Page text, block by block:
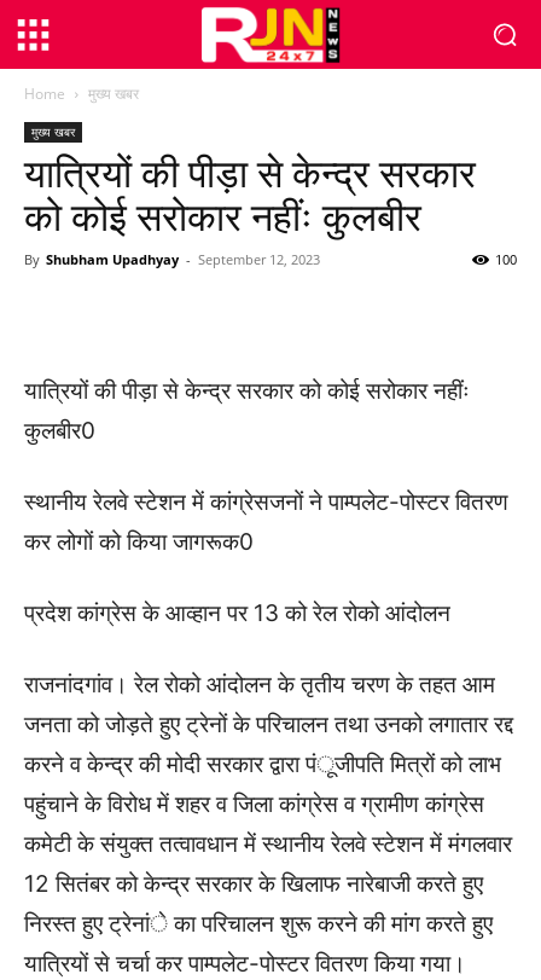
Home मुख्य खबर
मुख्य खबर
यात्रियों की पीड़ा से केन्द्र सरकार
को कोई सरोकार नहींः कुलबीर
By Shubham Upadhyay - September 12, 2023 100
यात्रियों की पीड़ा से केन्द्र सरकार को कोई सरोकार नहींः
कुलबीर0
स्थानीय रेलवे स्टेशन में कांग्रेसजनों ने पाम्पलेट-पोस्टर वितरण
कर लोगों को किया जागरूक0
प्रदेश कांग्रेस के आव्हान पर 13 को रेल रोको आंदोलन
राजनांदगांव। रेल रोको आंदोलन के तृतीय चरण के तहत आम
जनता को जोड़ते हुए ट्रेनों के परिचालन तथा उनको लगातार रद्द
करने व केन्द्र की मोदी सरकार द्वारा पंूजीपति मित्रों को लाभ
पहुंचाने के विरोध में शहर व जिला कांग्रेस व ग्रामीण कांग्रेस
कमेटी के संयुक्त तत्वावधान में स्थानीय रेलवे स्टेशन में मंगलवार
12 सितंबर को केन्द्र सरकार के खिलाफ नारेबाजी करते हुए
निरस्त हुए ट्रेनांे का परिचालन शुरू करने की मांग करते हुए
यात्रियों से चर्चा कर पाम्पलेट-पोस्टर वितरण किया गया।